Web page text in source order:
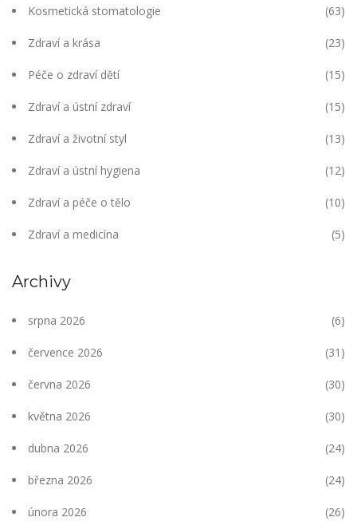
Kosmetická stomatologie (63)
Zdraví a krása (23)
Péče o zdraví dětí (15)
Zdraví a ústní zdraví (15)
Zdraví a životní styl (13)
Zdraví a ústní hygiena (12)
Zdraví a péče o tělo (10)
Zdraví a medicína (5)
Archivy
srpna 2026 (6)
července 2026 (31)
června 2026 (30)
května 2026 (30)
dubna 2026 (24)
března 2026 (24)
února 2026 (26)